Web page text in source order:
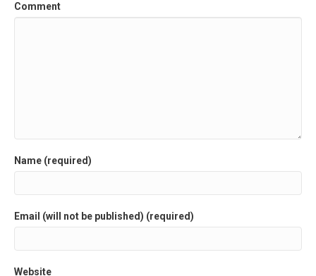
Comment
Name (required)
Email (will not be published) (required)
Website